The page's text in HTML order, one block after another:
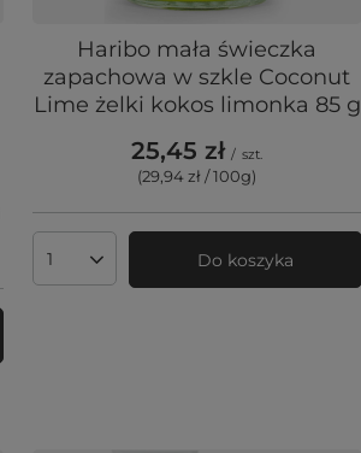
Haribo mała świeczka
zapachowa w szkle Coconut
Lime żelki kokos limonka 85 g
25,45 zł / szt.
(29,94 zł / 100g)
Ilość produktów Do koszyka